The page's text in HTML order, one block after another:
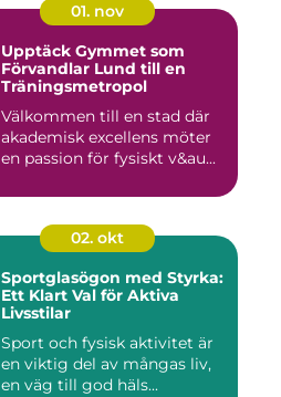
01. nov
Upptäck Gymmet som
Förvandlar Lund till en
Träningsmetropol
Välkommen till en stad där
akademisk excellens möter
en passion för fysiskt v&au...
02. okt
Sportglasögon med Styrka:
Ett Klart Val för Aktiva
Livsstilar
Sport och fysisk aktivitet är
en viktig del av mångas liv,
en väg till god häls...